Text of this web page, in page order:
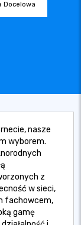
Docelowa
nasze
wyborem.
z
w sieci,
fachowcem,
gamę